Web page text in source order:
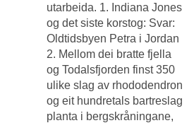
utarbeida. 1. Indiana Jones
og det siste korstog: Svar:
Oldtidsbyen Petra i Jordan
2. Mellom dei bratte fjella
og Todalsfjorden finst 350
ulike slag av rhododendron
og eit hundretals bartreslag
planta i bergskråningane,